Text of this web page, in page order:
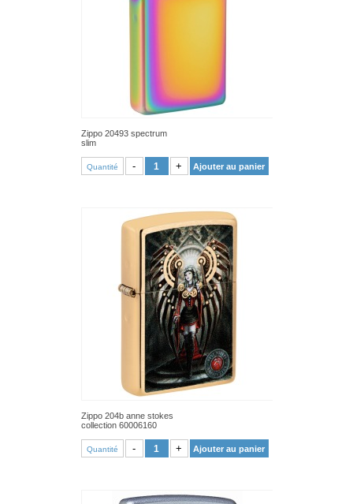
Zippo 20493 spectrum
slim
Quantité - + Ajouter au panier
Zippo 204b anne stokes
collection 60006160
Quantité - + Ajouter au panier